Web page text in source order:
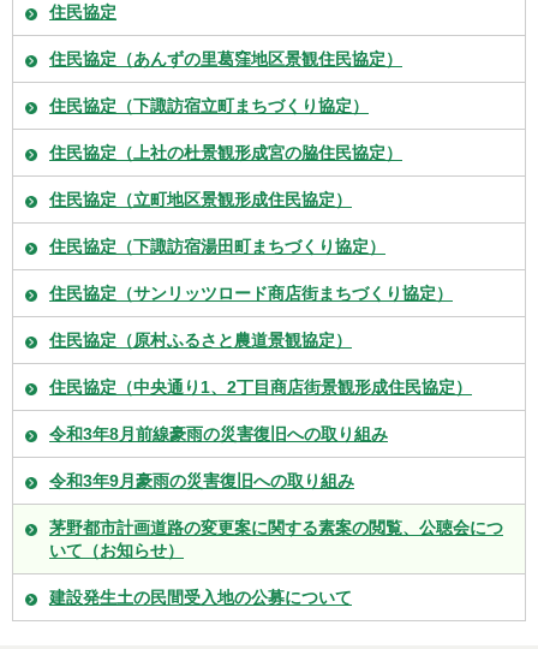
住民協定
住民協定（あんずの里葛窪地区景観住民協定）
住民協定（下諏訪宿立町まちづくり協定）
住民協定（上社の杜景観形成宮の脇住民協定）
住民協定（立町地区景観形成住民協定）
住民協定（下諏訪宿湯田町まちづくり協定）
住民協定（サンリッツロード商店街まちづくり協定）
住民協定（原村ふるさと農道景観協定）
住民協定（中央通り1、2丁目商店街景観形成住民協定）
令和3年8月前線豪雨の災害復旧への取り組み
令和3年9月豪雨の災害復旧への取り組み
茅野都市計画道路の変更案に関する素案の閲覧、公聴会につ
いて（お知らせ）
建設発生土の民間受入地の公募について